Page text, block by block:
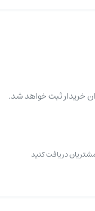
خریدار ثبت خواهد شد.
دریافت کنید